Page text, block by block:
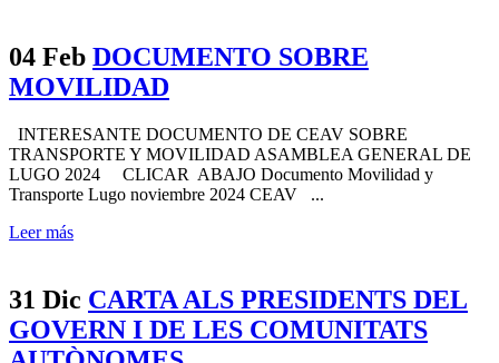
04 Feb DOCUMENTO SOBRE
MOVILIDAD
INTERESANTE DOCUMENTO DE CEAV SOBRE
TRANSPORTE Y MOVILIDAD ASAMBLEA GENERAL DE
LUGO 2024 CLICAR ABAJO Documento Movilidad y
Transporte Lugo noviembre 2024 CEAV ...
Leer más
31 Dic CARTA ALS PRESIDENTS DEL
GOVERN I DE LES COMUNITATS